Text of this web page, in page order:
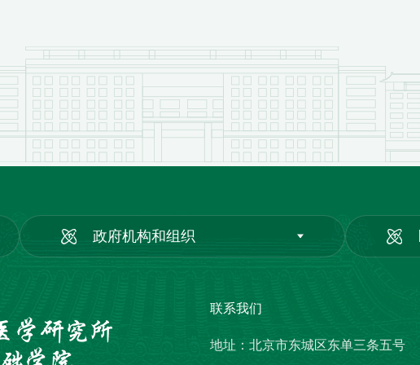
政府机构和组织
联系我们
地址：北京市东城区东单三条五号